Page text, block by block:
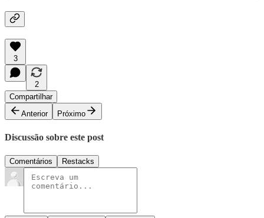
3
2
Compartilhar
Anterior
Próximo
Discussão sobre este post
Comentários Restacks